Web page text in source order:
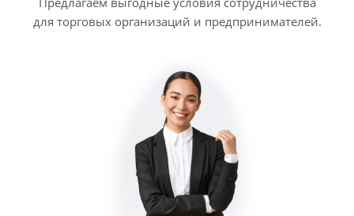
для торговых организаций и предпринимателей.